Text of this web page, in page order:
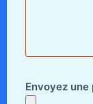
Envoyez